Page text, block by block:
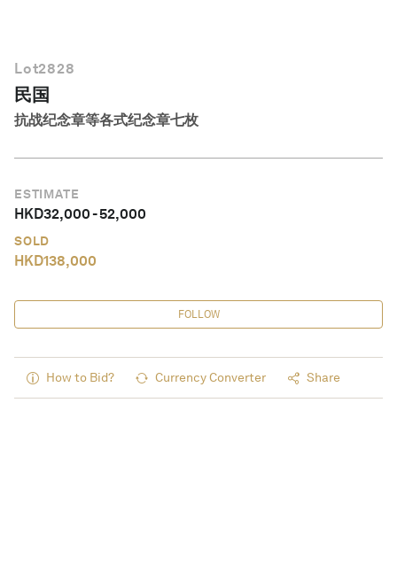
Lot2828
民国
抗战纪念章等各式纪念章七枚
ESTIMATE
HKD32,000-52,000
SOLD
HKD138,000
FOLLOW
How to Bid? Currency Converter Share